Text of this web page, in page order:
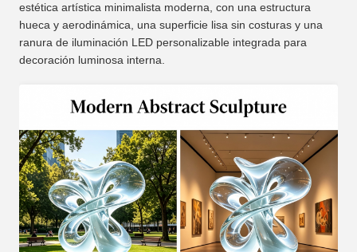
estética artística minimalista moderna, con una estructura
hueca y aerodinámica, una superficie lisa sin costuras y una
ranura de iluminación LED personalizable integrada para
decoración luminosa interna.